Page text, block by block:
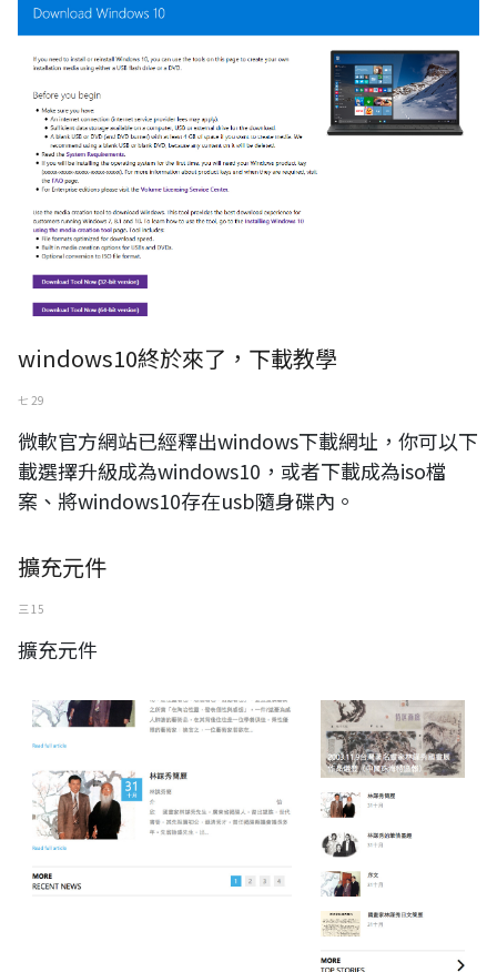
windows10終於來了，下載教學
七 29
微軟官方網站已經釋出windows下載網址，你可以下
載選擇升級成為windows10，或者下載成為iso檔
案、將windows10存在usb隨身碟內。
擴充元件
三 15
擴充元件